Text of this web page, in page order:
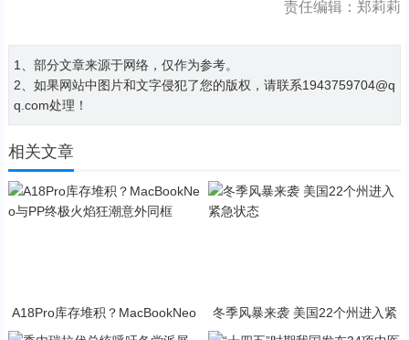
责任编辑：郑莉莉
1、部分文章来源于网络，仅作为参考。
2、如果网站中图片和文字侵犯了您的版权，请联系1943759704@q
q.com处理！
相关文章
A18Pro库存堆积？MacBookNeo
与PP终极火焰狂潮意外同框
冬季风暴来袭 美国22个州进入紧
急状态